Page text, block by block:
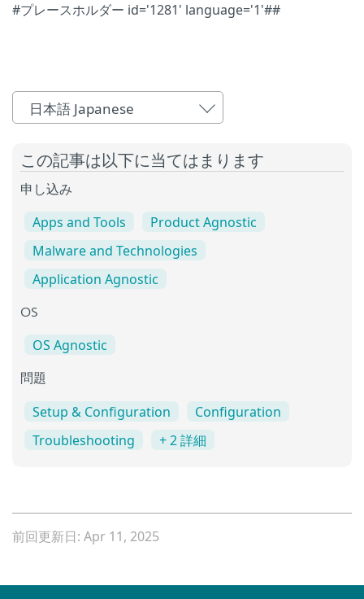
#プレースホルダー id='1281' language='1'##
日本語 Japanese
この記事は以下に当てはまります
申し込み
Apps and Tools
Product Agnostic
Malware and Technologies
Application Agnostic
OS
OS Agnostic
問題
Setup & Configuration
Configuration
Troubleshooting
+ 2 詳細
前回更新日: Apr 11, 2025